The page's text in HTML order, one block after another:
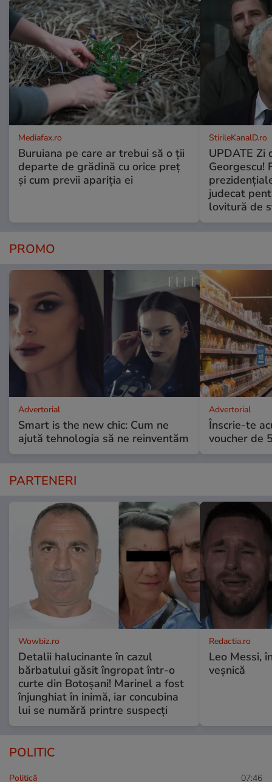
Mediafax.ro
Buruiana pe care ar trebui să o ții
departe de grădină cu orice preț
și cum previi apariția ei
StirileKanalD.ro
UPDATE Zi
Georgescu!
judecat
lovitură de
PROMO
Advertorial
Smart is the new chic: Cum ne
ajută tehnologia să ne reinventăm
Advertorial
Înscrie-te
voucher de
PARTENERI
Wowbiz.ro
Detalii halucinante în cazul
bărbatului găsit îngropat într-o
curte din Botoșani! Marinel a fost
înjunghiat în inimă, iar concubina
lui se numără printre suspecți
Redactia.ro
Leo Messi,
veșnică
POLITIC
Politică 07:46